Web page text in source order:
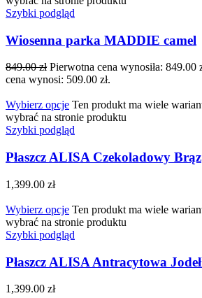
Szybki podgląd
Wiosenna parka MADDIE camel
849.00zł Pierwotna cena wynosiła: 849.00
cena wynosi: 509.00 zł.
Wybierz opcje Ten produkt ma wiele
wybrać na stronie produktu
Szybki podgląd
Płaszcz ALISA Czekoladowy Brąz
1,399.00 zł
Wybierz opcje Ten produkt ma wiele
wybrać na stronie produktu
Szybki podgląd
Płaszcz ALISA Antracytowa
1,399.00 zł